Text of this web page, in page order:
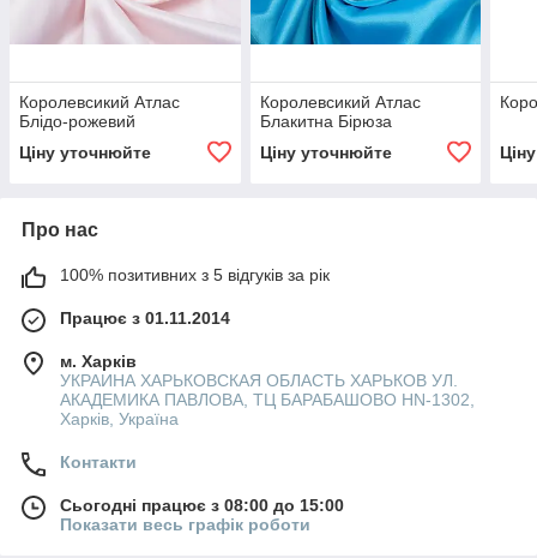
Королевсикий Атлас
Блідо-рожевий
Ціну уточнюйте
Королевсикий Атлас
Блакитна Бірюза
Ціну уточнюйте
Про нас
100% позитивних з 5 відгуків за рік
Працює з 01.11.2014
м. Харків
УКРАИНА ХАРЬКОВСКАЯ ОБЛАСТЬ ХАРЬКОВ УЛ.
АКАДЕМИКА ПАВЛОВА, ТЦ БАРАБАШОВО HN-1302,
Харків, Україна
Контакти
Сьогодні працює з 08:00 до 15:00
Показати весь графік роботи